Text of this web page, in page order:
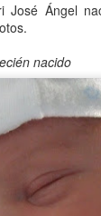
José Ángel
nacido